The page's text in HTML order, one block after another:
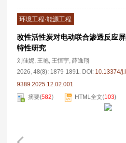
环境工程·能源工程
改性活性炭对电动联合渗透反应
特性研究
刘佳妮, 王艳, 王恒宇, 薛逸翔
2026, 48(8): 1879-1891. DOI: 10.13374/
9389.2025.12.02.001
摘要(582) HTML全文(103)